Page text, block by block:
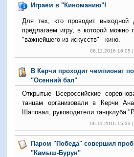
Играем в "Киноманию"!
Для тех, кто проводит выходной
предлагаем игру, в которой можно
"важнейшего из искусств" - кино.
06.11.2016 16:05 |
В Керчи проходит чемпионат
"Осенний бал"
Открытые Всероссийские
танцам организовали в Керчи
Шаповал, руководители танцклуба
06.11.2016 15:33 |
Паром "Победа" совершил
"Камыш-Бурун"